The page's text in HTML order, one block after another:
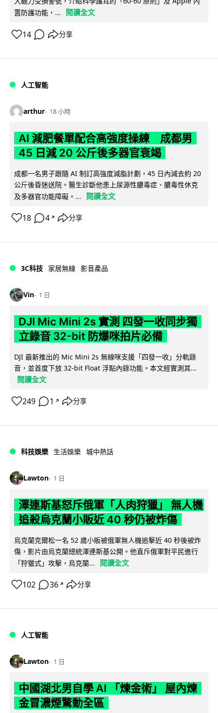
置防護功能，...
閱讀全文
14 分享
人工智能
arthur 18 小時
AI 減肥餐單配合高強度操練 成都男
45 日減 20 公斤後多器官衰竭
成都一名男子跟隨 AI 制訂高強度減脂計劃，45 日內減去約 20
公斤後昏迷送院。醫生診斷他患上尿源性膿毒症、膿毒性休克
及多器官功能障礙。...
閱讀全文
18 4 ↗ 分享
3C科技 家居無線 影音產品
Vin 1 日
DJI Mic Mini 2s 實測 四發一收同步獨
立錄音 32-bit 防爆咪拍片必備
DJI 最新推出的 Mic Mini 2s 無線咪支援「四發一收」分軌錄
音，並首度下放 32-bit Float 浮點內錄功能。本文經實測其...
閱讀全文
249 1 ↗ 分享
科技娛樂 生活娛樂 城中熱話
Lawton 1 日
澤連斯基怒斥俄軍「人肉狩獵」 無人機
追殺烏克蘭小販近 40 秒仍被炸傷
烏克蘭克爾松一名 52 歲小販被俄軍無人機追擊近 40 秒後被炸
傷，影片由烏克蘭總統澤連斯基公開。他直斥俄軍對平民進行
「狩獵式」攻擊，烏克蘭...
閱讀全文
102 36 ↗ 分享
人工智能
Lawton 1 日
中國湖北男自學 AI 「煉金術」 屋內煉
金冒濃煙驚動全區